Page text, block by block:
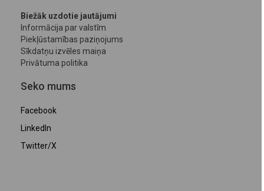
Biežāk uzdotie jautājumi
Informācija par valstīm
Piekļūstamības paziņojums
Sīkdatņu izvēles maiņa
Privātuma politika
Seko mums
Facebook
LinkedIn
Twitter/X